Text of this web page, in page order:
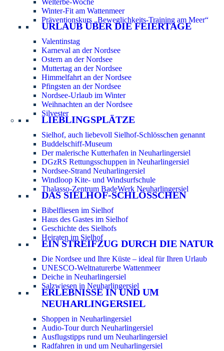
Welterbe-Woche
Winter-Fit am Wattenmeer
Präventionskurs „Beweglichkeits-Training am Meer“
URLAUB ÜBER DIE FEIERTAGE
Valentinstag
Karneval an der Nordsee
Ostern an der Nordsee
Muttertag an der Nordsee
Himmelfahrt an der Nordsee
Pfingsten an der Nordsee
Nordsee-Urlaub im Winter
Weihnachten an der Nordsee
Silvester
LIEBLINGSPLÄTZE
Sielhof, auch liebevoll Sielhof-Schlösschen genannt
Buddelschiff-Museum
Der malerische Kutterhafen in Neuharlingersiel
DGzRS Rettungsschuppen in Neuharlingersiel
Nordsee-Strand Neuharlingersiel
Windloop Kite- und Windsurfschule
Thalasso-Zentrum BadeWerk Neuharlingersiel
DAS SIELHOF-SCHLÖSSCHEN
Bibelfliesen im Sielhof
Haus des Gastes im Sielhof
Geschichte des Sielhofs
Heiraten im Sielhof
EIN STREIFZUG DURCH DIE NATUR
Die Nordsee und Ihre Küste – ideal für Ihren Urlaub
UNESCO-Weltnaturerbe Wattenmeer
Deiche in Neuharlingersiel
Salzwiesen in Neuharlingersiel
ERLEBNISSE IN UND UM
NEUHARLINGERSIEL
Shoppen in Neuharlingersiel
Audio-Tour durch Neuharlingersiel
Ausflugstipps rund um Neuharlingersiel
Radfahren in und um Neuharlingersiel